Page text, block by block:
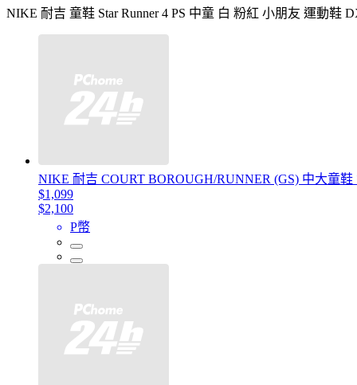
NIKE 耐吉 童鞋 Star Runner 4 PS 中童 白 粉紅 小朋友 運動鞋
NIKE 耐吉 COURT BOROUGH/RUNNER (GS) 中大童
$1,099
$2,100
P幣